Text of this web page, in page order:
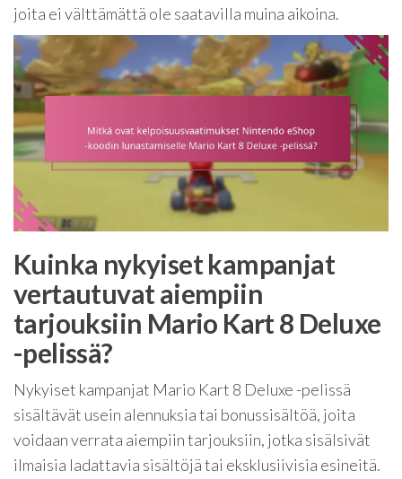
joita ei välttämättä ole saatavilla muina aikoina.
Kuinka nykyiset kampanjat
vertautuvat aiempiin
tarjouksiin Mario Kart 8 Deluxe
-pelissä?
Nykyiset kampanjat Mario Kart 8 Deluxe -pelissä
sisältävät usein alennuksia tai bonussisältöä, joita
voidaan verrata aiempiin tarjouksiin, jotka sisälsivät
ilmaisia ladattavia sisältöjä tai eksklusiivisia esineitä.